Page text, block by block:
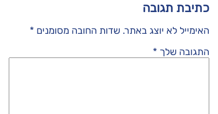
כתיבת תגובה
האימייל לא יוצג באתר. שדות החובה מסומנים *
התגובה שלך *